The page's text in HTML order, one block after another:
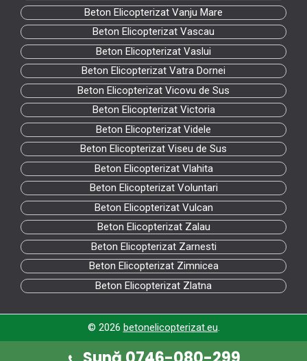
Beton Elicopterizat Vanju Mare
Beton Elicopterizat Vascau
Beton Elicopterizat Vaslui
Beton Elicopterizat Vatra Dornei
Beton Elicopterizat Vicovu de Sus
Beton Elicopterizat Victoria
Beton Elicopterizat Videle
Beton Elicopterizat Viseu de Sus
Beton Elicopterizat Vlahita
Beton Elicopterizat Voluntari
Beton Elicopterizat Vulcan
Beton Elicopterizat Zalau
Beton Elicopterizat Zarnesti
Beton Elicopterizat Zimnicea
Beton Elicopterizat Zlatna
© 2026 betonelicopterizat.eu.